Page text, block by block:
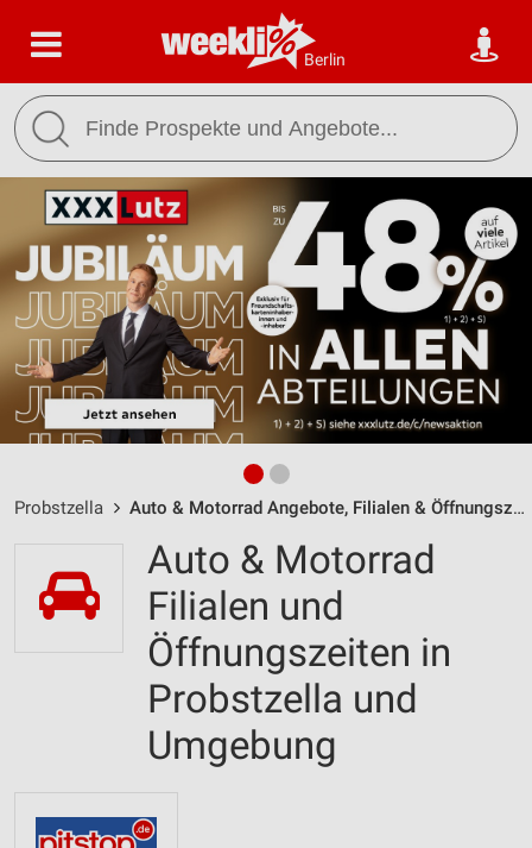
Berlin
Probstzella Auto & Motorrad Angebote, Filialen & Öffnungszeiten
Auto & Motorrad
Filialen und
Öffnungszeiten in
Probstzella und
Umgebung